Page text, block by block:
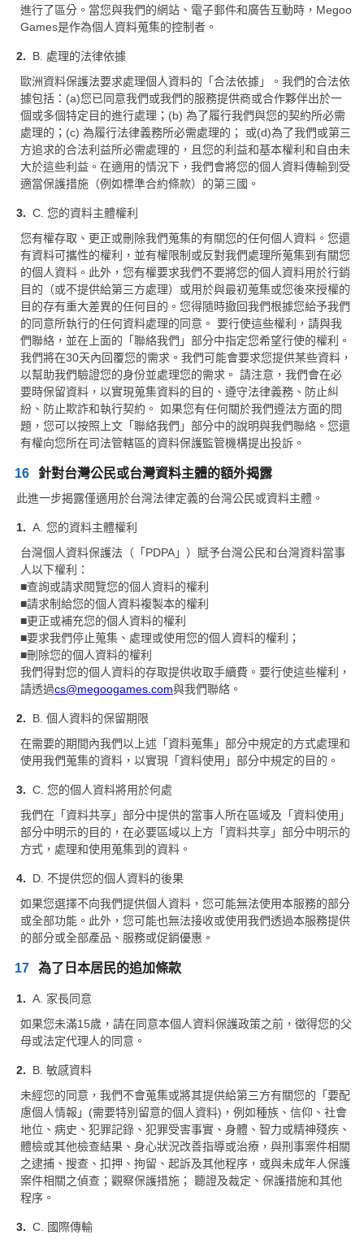
進行了區分。當您與我們的網站、電子郵件和廣告互動時，Megoo
Games是作為個人資料蒐集的控制者。
B. 處理的法律依據
歐洲資料保護法要求處理個人資料的「合法依據」。我們的合法依
據包括：(a)您已同意我們或我們的服務提供商或合作夥伴出於一
個或多個特定目的進行處理；(b) 為了履行我們與您的契約所必需
處理的；(c) 為履行法律義務所必需處理的； 或(d)為了我們或第三
方追求的合法利益所必需處理的，且您的利益和基本權利和自由未
大於這些利益。在適用的情況下，我們會將您的個人資料傳輸到受
適當保護措施（例如標準合約條款）的第三國。
C. 您的資料主體權利
您有權存取、更正或刪除我們蒐集的有關您的任何個人資料。您還
有資料可攜性的權利，並有權限制或反對我們處理所蒐集到有關您
的個人資料。此外，您有權要求我們不要將您的個人資料用於行銷
目的（或不提供給第三方處理）或用於與最初蒐集或您後來授權的
目的存有重大差異的任何目的。您得隨時撤回我們根據您給予我們
的同意所執行的任何資料處理的同意。 要行使這些權利，請與我
們聯絡，並在上面的「聯絡我們」部分中指定您希望行使的權利。
我們將在30天內回覆您的需求。我們可能會要求您提供某些資料，
以幫助我們驗證您的身份並處理您的需求。 請注意，我們會在必
要時保留資料，以實現蒐集資料的目的、遵守法律義務、防止糾
紛、防止欺詐和執行契約。 如果您有任何關於我們遵法方面的問
題，您可以按照上文「聯絡我們」部分中的說明與我們聯絡。您還
有權向您所在司法管轄區的資料保護監管機構提出投訴。
16 針對台灣公民或台灣資料主體的額外揭露
此進一步揭露僅適用於台灣法律定義的台灣公民或資料主體。
A. 您的資料主體權利
台灣個人資料保護法（「PDPA」）賦予台灣公民和台灣資料當事
人以下權利：
■查詢或請求閱覽您的個人資料的權利
■請求制給您的個人資料複製本的權利
■更正或補充您的個人資料的權利
■要求我們停止蒐集、處理或使用您的個人資料的權利；
■刪除您的個人資料的權利
我們得對您的個人資料的存取提供收取手續費。要行使這些權利，
請透過cs@megoogames.com與我們聯絡。
B. 個人資料的保留期限
在需要的期間內我們以上述「資料蒐集」部分中規定的方式處理和
使用我們蒐集的資料，以實現「資料使用」部分中規定的目的。
C. 您的個人資料將用於何處
我們在「資料共享」部分中提供的當事人所在區域及「資料使用」
部分中明示的目的，在必要區域以上方「資料共享」部分中明示的
方式，處理和使用蒐集到的資料。
D. 不提供您的個人資料的後果
如果您選擇不向我們提供個人資料，您可能無法使用本服務的部分
或全部功能。此外，您可能也無法接收或使用我們透過本服務提供
的部分或全部產品、服務或促銷優惠。
17 為了日本居民的追加條款
A. 家長同意
如果您未滿15歲，請在同意本個人資料保護政策之前，徵得您的父
母或法定代理人的同意。
B. 敏感資料
未經您的同意，我們不會蒐集或將其提供給第三方有關您的「要配
慮個人情報」(需要特別留意的個人資料)，例如種族、信仰、社會
地位、病史、犯罪記錄、犯罪受害事實、身體、智力或精神殘疾、
體檢或其他檢查結果、身心狀況改善指導或治療，與刑事案件相關
之逮捕、搜查、扣押、拘留、起訴及其他程序，或與未成年人保護
案件相關之偵查；觀察保護措施； 聽證及裁定、保護措施和其他
程序。
C. 國際傳輸